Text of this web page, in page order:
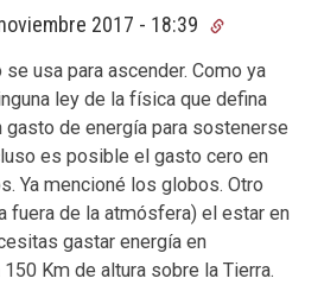
2017 - 18:39
usa para ascender. Como ya
ley de la física que defina
gasto de energía para sostenerse
es posible el gasto cero en
Ya mencioné los globos. Otro
fuera de la atmósfera) el estar en
gastar energía en
Km de altura sobre la Tierra.